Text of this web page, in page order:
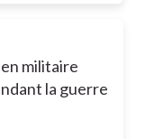
militaire
la guerre